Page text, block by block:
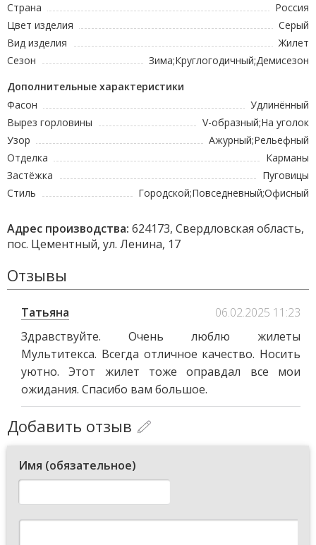
Страна
Россия
Цвет изделия
Серый
Вид изделия
Жилет
Сезон
Зима;Круглогодичный;Демисезон
Дополнительные характеристики
Фасон
Удлинённый
Вырез горловины
V-образный;На уголок
Узор
Ажурный;Рельефный
Отделка
Карманы
Застёжка
Пуговицы
Стиль
Городской;Повседневный;Офисный
Адрес производства: 624173, Свердловская область,
пос. Цементный, ул. Ленина, 17
Отзывы
Татьяна
06.02.2025 11:23
Здравствуйте. Очень люблю жилеты
Мультитекса. Всегда отличное качество. Носить
уютно. Этот жилет тоже оправдал все мои
ожидания. Спасибо вам большое.
Добавить отзыв
Имя (обязательное)